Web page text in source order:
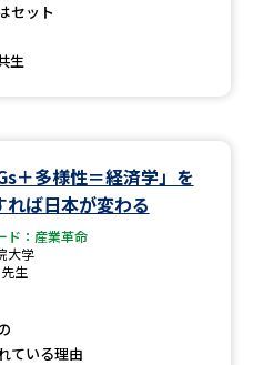
大学進学IDについて
個人情報取扱規定
テレメール進学カタログ
訂正のご案内
セット
生
＋多様性＝経済学」を
れば日本が変わる
ド：産業革命
大学
生
ている理由